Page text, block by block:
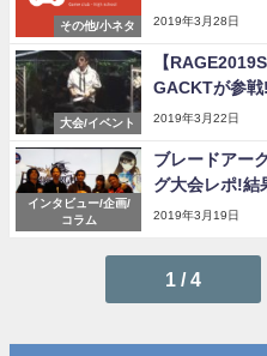
その他/小ネタ 2019年3月28日
大会/イベント
【
GACKTが参
2019年3月22日
インタビュー/企画/
コラム
ブレードアー
グ大会レポ!結
2019年3月19日
1 / 4